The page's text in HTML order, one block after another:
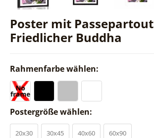
Poster mit Passepartout
Friedlicher Buddha
Rahmenfarbe wählen:
Postergröße wählen:
20x30 30x45 40x60 60x90